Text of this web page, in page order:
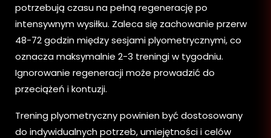
potrzebują czasu na pełną regenerację po
intensywnym wysiłku. Zaleca się zachowanie przerw
48-72 godzin między sesjami plyometrycznymi, co
oznacza maksymalnie 2-3 treningi w tygodniu.
Ignorowanie regeneracji może prowadzić do
przeciążeń i kontuzji.
Trening plyometryczny powinien być dostosowany
do indywidualnych potrzeb, umiejętności i celów